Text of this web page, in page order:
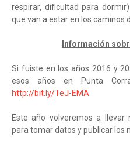
respirar, dificultad para
que van a estar en los caminos
Información
Si fuiste en los años 2016 y
esos años en Punta
http://bit.ly/TeJ-EMA
Este año volveremos a llevar
para tomar datos y publicar los